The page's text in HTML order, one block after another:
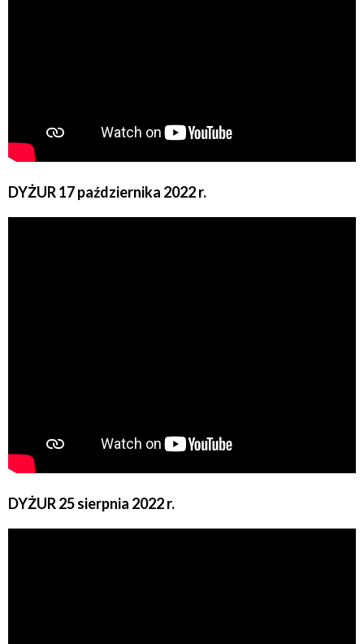
DYŻUR 17 października 2022 r.
DYŻUR 25 sierpnia 2022 r.